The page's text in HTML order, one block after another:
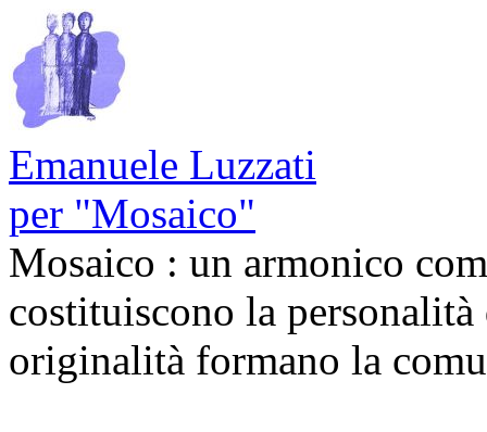
Emanuele Luzzati
per "Mosaico"
Mosaico : un armonico
costituiscono la
originalità formano la